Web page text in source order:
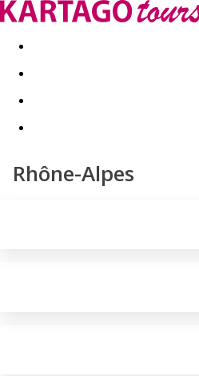
Last minute Dovolenkové kluby
Rhône-Alpes